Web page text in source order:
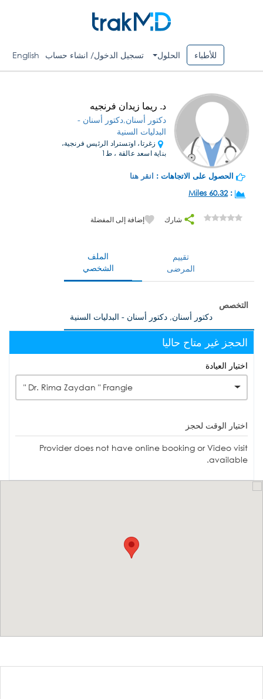
للأطباء الحلول تسجيل الدخول/ انشاء حساب English
د. ريما زيدان فرنجيه
دكتور أسنان,دكتور أسنان -
البدليات السنية
زغرتا، اوتستراد الرئيس فرنجية،
بناية اسعد عالقة ، ط1
الحصول على الاتجاهات : انقر هنا
:
60.32 Miles
شارك إضافة إلى المفضلة
الملف
الشخصي
تقييم
المرضى
التخصص
دكتور أسنان, دكتور أسنان - البدليات السنية
الحجز غير متاح حاليا
اختيار العيادة
Dr. Rima Zaydan " Frangie "
اختيار الوقت لحجز
Provider does not have online booking or Video visit
available.